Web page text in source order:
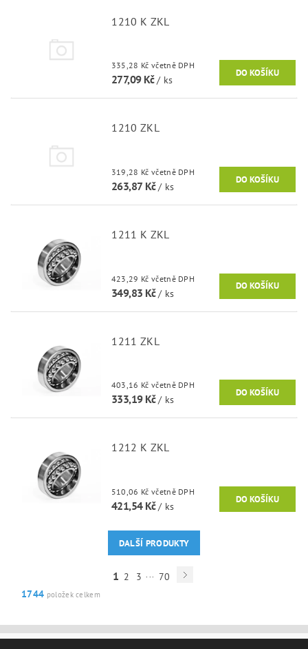
1210 K ZKL
335,28 Kč včetně DPH
277,09 Kč/ ks
1210 ZKL
319,28 Kč včetně DPH
263,87 Kč/ ks
1211 K ZKL
423,29 Kč včetně DPH
349,83 Kč/ ks
1211 ZKL
403,16 Kč včetně DPH
333,19 Kč/ ks
1212 K ZKL
510,06 Kč včetně DPH
421,54 Kč/ ks
DALŠÍ PRODUKTY
1 2 3 ... 70
1744 položek celkem